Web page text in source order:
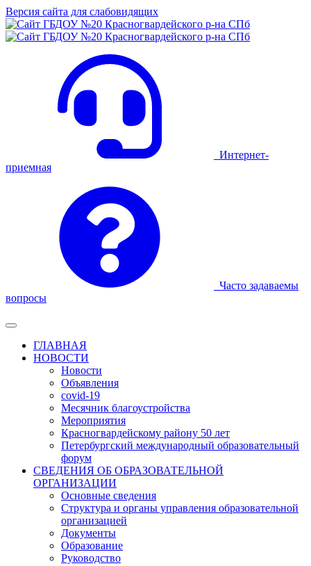
Версия сайта для слабовидящих
Интернет-
приемная
Часто задаваемы
вопросы
ГЛАВНАЯ
НОВОСТИ
Новости
Объявления
covid-19
Месячник благоустройства
Мероприятия
Красногвардейскому району 50 лет
Петербургский международный образовательный
форум
СВЕДЕНИЯ ОБ ОБРАЗОВАТЕЛЬНОЙ
ОРГАНИЗАЦИИ
Основные сведения
Структура и органы управления образовательной
организацией
Документы
Образование
Руководство